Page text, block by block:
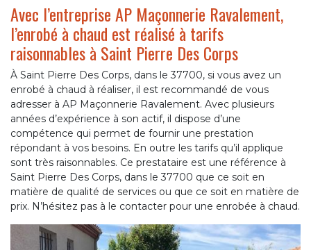
Avec l’entreprise AP Maçonnerie Ravalement,
l’enrobé à chaud est réalisé à tarifs
raisonnables à Saint Pierre Des Corps
À Saint Pierre Des Corps, dans le 37700, si vous avez un
enrobé à chaud à réaliser, il est recommandé de vous
adresser à AP Maçonnerie Ravalement. Avec plusieurs
années d’expérience à son actif, il dispose d’une
compétence qui permet de fournir une prestation
répondant à vos besoins. En outre les tarifs qu’il applique
sont très raisonnables. Ce prestataire est une référence à
Saint Pierre Des Corps, dans le 37700 que ce soit en
matière de qualité de services ou que ce soit en matière de
prix. N’hésitez pas à le contacter pour une enrobée à chaud.